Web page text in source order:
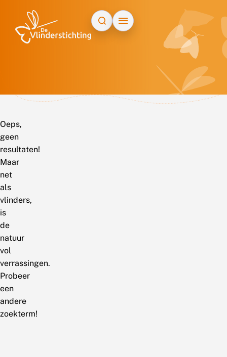
Oeps,
geen
resultaten!
Maar
net
als
vlinders,
is
de
natuur
vol
verrassingen.
Probeer
een
andere
zoekterm!